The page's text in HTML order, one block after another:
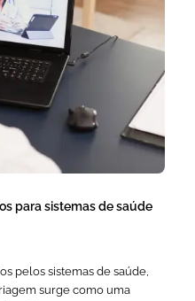
para sistemas de saúde
pelos sistemas de saúde,
surge como uma